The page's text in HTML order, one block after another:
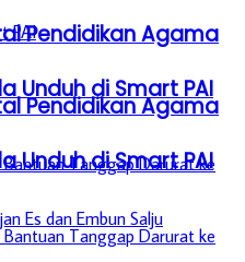
Pendidikan Agama
Unduh di Smart PAI
Pendidikan Agama
Unduh di Smart PAI